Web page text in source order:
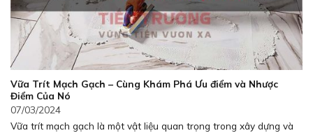
Vữa Trít Mạch Gạch – Cùng Khám Phá Ưu điểm và Nhược
Điểm Của Nó
07/03/2024
Vữa trít mạch gạch là một vật liệu quan trọng trong xây dựng và